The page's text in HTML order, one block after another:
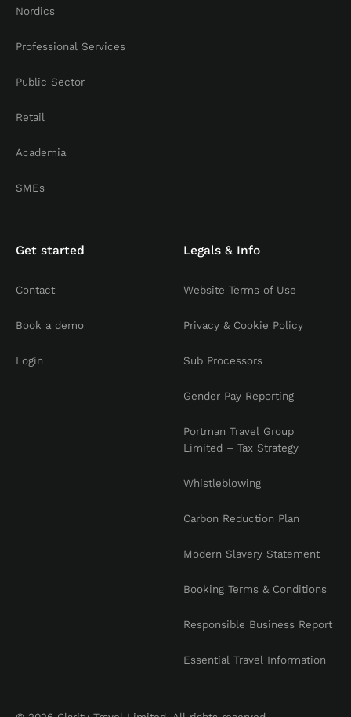
Nordics
Professional Services
Public Sector
Retail
Academia
SMEs
Get started
Contact
Book a demo
Login
Legals & Info
Website Terms of Use
Privacy & Cookie Policy
Sub Processors
Gender Pay Reporting
Portman Travel Group
Limited – Tax Strategy
Whistleblowing
Carbon Reduction Plan
Modern Slavery Statement
Booking Terms & Conditions
Responsible Business Report
Essential Travel Information